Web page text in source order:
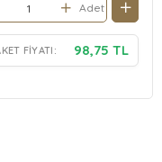
Adet
FIYATI: 98,75 TL